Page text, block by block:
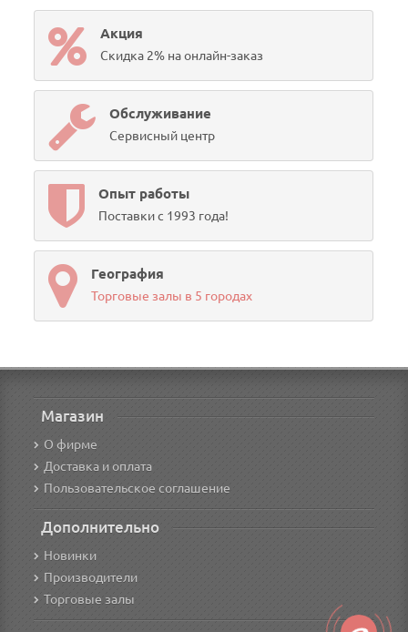
Акция
Скидка 2% на онлайн-заказ
Обслуживание
Сервисный центр
Опыт работы
Поставки с 1993 года!
География
Торговые залы в 5 городах
Магазин
О фирме
Доставка и оплата
Пользовательское соглашение
Дополнительно
Новинки
Производители
Торговые залы